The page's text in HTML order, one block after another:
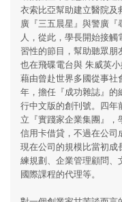
衣索比亞幫助建立醫院及
廣『三五晨星』與警廣
人，從此，學長開始接
習性的節目，幫助聽眾
也在飛碟電台與 朱威英
藉由曾赴世界多國從事社
年，擔任『成功雜誌』的
行中文版的創刊號。四
立『實踐家企業集團』
信用卡借貸，不過在公司
現在公司的規模比當初成
練規劃、企業管理顧問、
國際課程的代理等。